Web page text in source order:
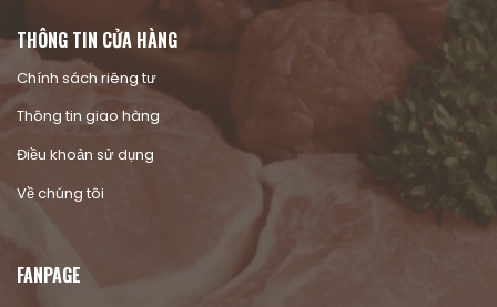
THÔNG TIN CỬA HÀNG
Chính sách riêng tư
Thông tin giao hàng
Điều khoản sử dụng
Về chúng tôi
FANPAGE